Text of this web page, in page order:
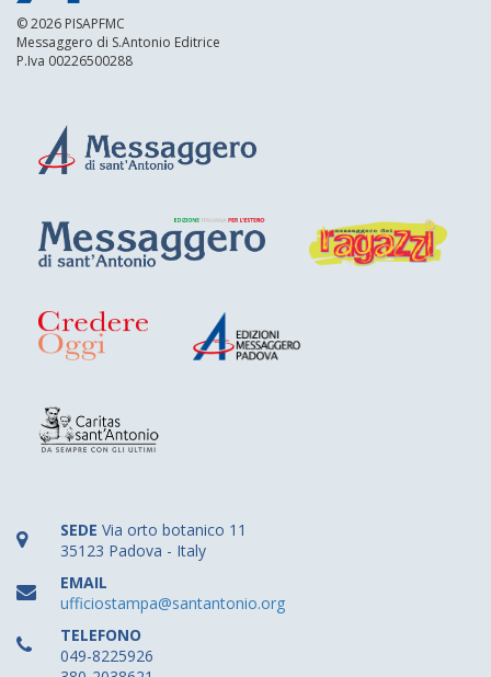
© 2026 PISAPFMC
Messaggero di S.Antonio Editrice
P.Iva 00226500288
SEDE Via orto botanico 11
35123 Padova - Italy
EMAIL
ufficiostampa@santantonio.org
TELEFONO
049-8225926